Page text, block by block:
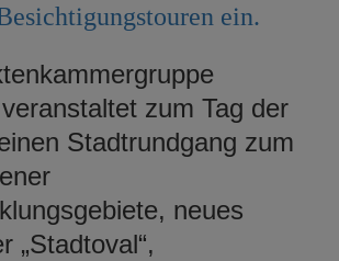
ein.
zum Tag der
Stadtrundgang zum
neues
„Stadtoval“,